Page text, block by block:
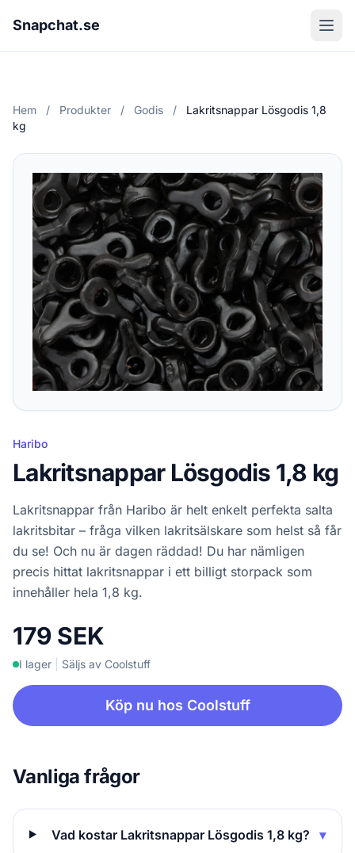
Snapchat.se
Hem / Produkter / Godis /
Lakritsnappar Lösgodis 1,8
kg
Haribo
Lakritsnappar Lösgodis 1,8 kg
Lakritsnappar från Haribo är helt enkelt perfekta salta
lakritsbitar – fråga vilken lakritsälskare som helst så får
du se! Och nu är dagen räddad! Du har nämligen
precis hittat lakritsnappar i ett billigt storpack som
innehåller hela 1,8 kg.
179 SEK
I lager Säljs av Coolstuff
Köp nu hos Coolstuff
Vanliga frågor
Vad kostar Lakritsnappar Lösgodis 1,8 kg? ▾